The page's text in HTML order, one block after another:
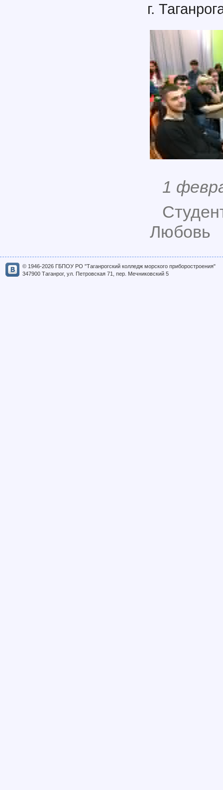
г.
1
Любовь
© 1946-2026 ГБПОУ РО "Таганрогский колледж морского приборостроения"
347900 Таганрог, ул. Петровская 71, пер. Мечниковский 5